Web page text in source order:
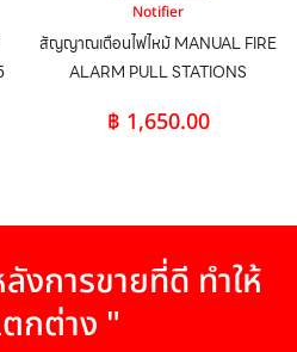
Notifier
สัญญาณเตือนไฟไหม้ MANUAL FIRE
ALARM PULL STATIONS
฿ 1,650.00
งการขายที่ดี ทำให้
ตกต่าง "